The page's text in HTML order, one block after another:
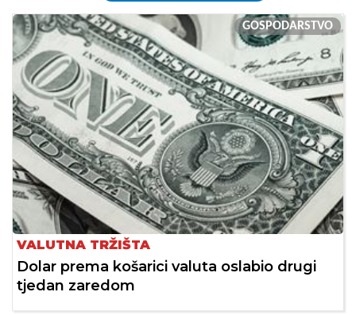
GOSPODARSTVO
VALUTNA TRŽIŠTA
Dolar prema košarici valuta oslabio drugi
tjedan zaredom